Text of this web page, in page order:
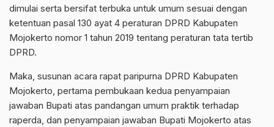
dimulai serta bersifat terbuka untuk umum sesuai dengan
ketentuan pasal 130 ayat 4 peraturan DPRD Kabupaten
Mojokerto nomor 1 tahun 2019 tentang peraturan tata tertib
DPRD.
Maka, susunan acara rapat paripurna DPRD Kabupaten
Mojokerto, pertama pembukaan kedua penyampaian
jawaban Bupati atas pandangan umum praktik terhadap
raperda, dan penyampaian jawaban Bupati Mojokerto atas